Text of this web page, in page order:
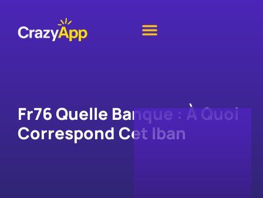
Fr76 Quelle Banque : À Quoi
Correspond Cet Iban